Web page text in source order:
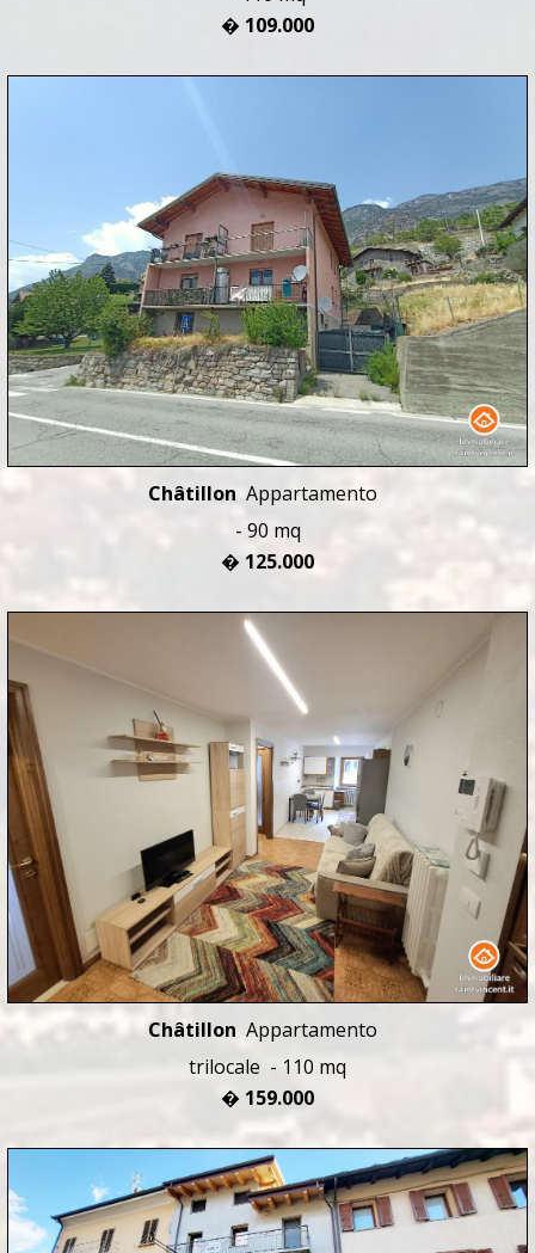
� 109.000
Châtillon Appartamento
- 90 mq
� 125.000
Châtillon Appartamento
trilocale - 110 mq
� 159.000